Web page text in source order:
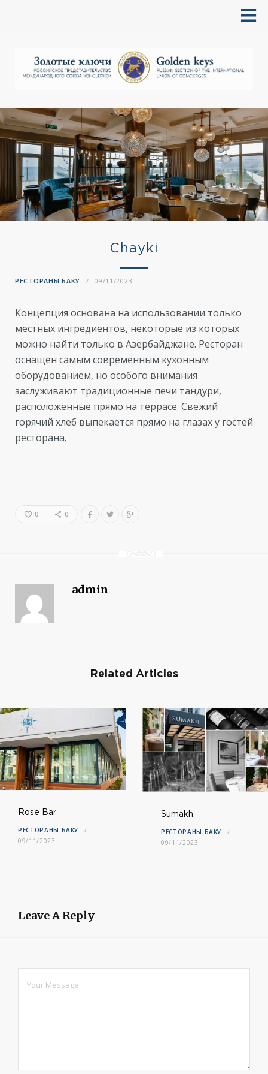
Chayki
РЕСТОРАНЫ БАКУ 09/11/2023
Концепция основана на использовании только
местных ингредиентов, некоторые из которых
можно найти только в Азербайджане. Ресторан
оснащен самым современным кухонным
оборудованием, но особого внимания
заслуживают традиционные печи тандури,
расположенные прямо на террасе. Свежий
горячий хлеб выпекается прямо на глазах у гостей
ресторана.
0 0
admin
Related Articles
Rose Bar
РЕСТОРАНЫ БАКУ
09/11/2023
Sumakh
РЕСТОРАНЫ БАКУ
09/11/2023
Leave A Reply